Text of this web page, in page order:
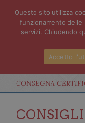
CONSEGNA
Questo sito utilizza
funzionamento delle
servizi. Chiudendo
Accetto